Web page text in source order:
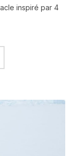
inspiré par 4